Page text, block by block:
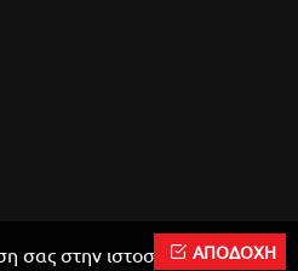
ΑΠΟΔΟΧΗ
σας στην ιστοσελίδα μας